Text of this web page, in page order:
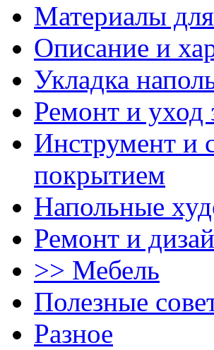
Материалы
Описание и
Укладка
Ремонт и
Инструмент и
покрытием
Напольные
Ремонт и
>> Мебель
Полезные
Разное